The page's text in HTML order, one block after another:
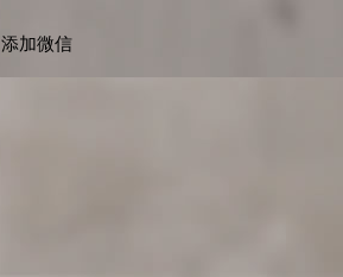
添加微信